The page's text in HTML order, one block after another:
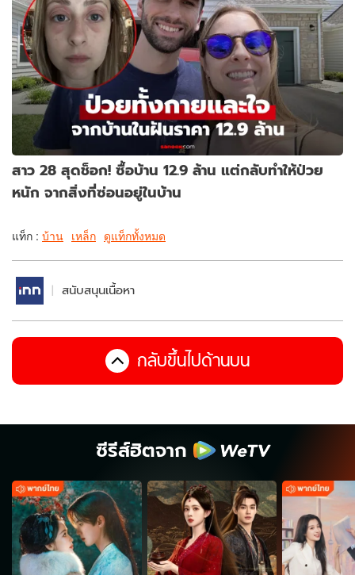
สาว 28 สุดช็อก! ซื้อบ้าน 12.9 ล้าน แต่กลับทำให้ป่วย
หนัก จากสิ่งที่ซ่อนอยู่ในบ้าน
แท็ก : บ้าน เหล็ก ดูแท็กทั้งหมด
สนับสนุนเนื้อหา
กลับขึ้นไปด้านบน
ซีรีส์ฮิตจาก